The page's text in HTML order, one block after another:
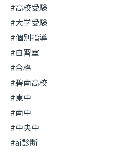
#高校受験
#大学受験
#個別指導
#自習室
#合格
#碧南高校
#東中
#南中
#中央中
#ai診断